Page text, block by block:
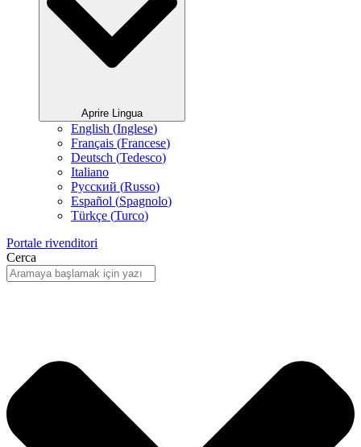
Aprire Lingua
English (Inglese)
Français (Francese)
Deutsch (Tedesco)
Italiano
Русский (Russo)
Español (Spagnolo)
Türkçe (Turco)
Portale rivenditori
Cerca